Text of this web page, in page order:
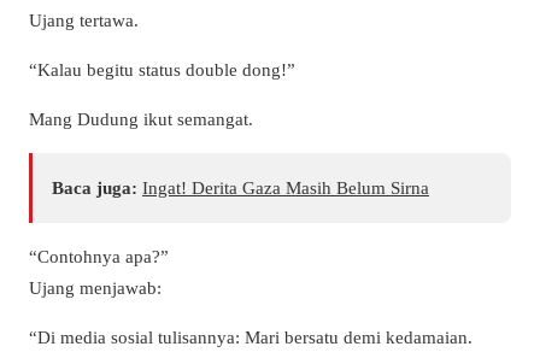
Ujang tertawa.
“Kalau begitu status double dong!”
Mang Dudung ikut semangat.
Baca juga: Ingat! Derita Gaza Masih Belum Sirna
“Contohnya apa?”
Ujang menjawab:
“Di media sosial tulisannya: Mari bersatu demi kedamaian.